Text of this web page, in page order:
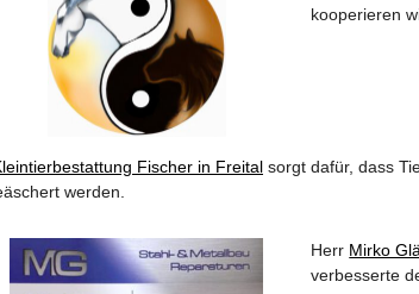
kooperieren
Fischer in Freital sorgt dafür, dass
werden.
Herr Mirko
verbesserte